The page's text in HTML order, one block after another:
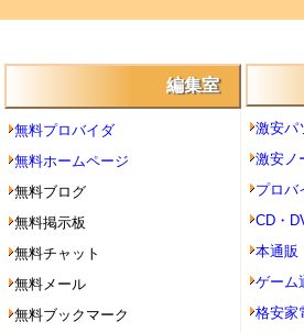
編集室
無料プロバイダ
無料ホームページ
無料ブログ
無料掲示板
無料チャット
無料メール
無料ブックマーク
激安パ
激安ノ
プロバ
CD・
本通販
ゲーム
格安家